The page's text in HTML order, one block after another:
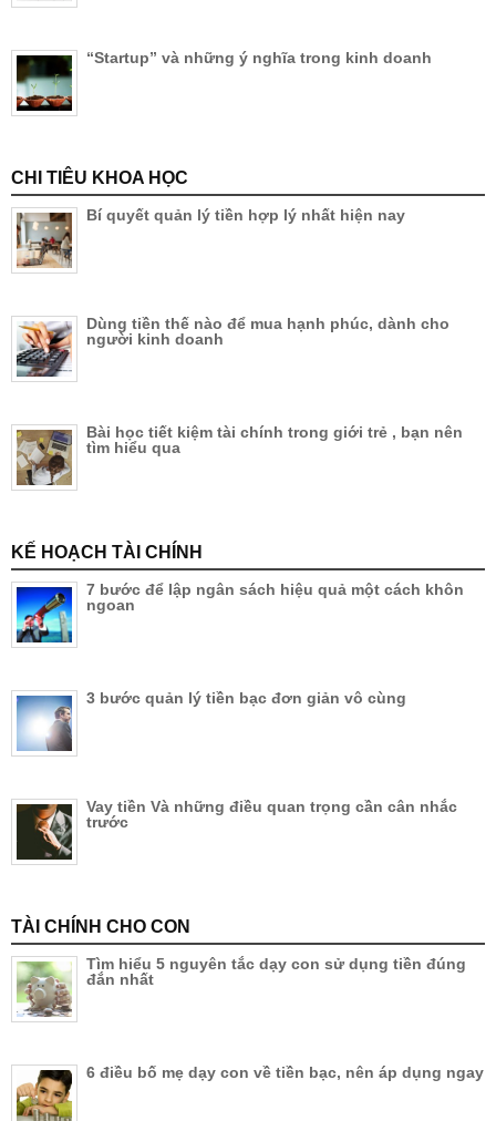
“Startup” và những ý nghĩa trong kinh doanh
CHI TIÊU KHOA HỌC
Bí quyết quản lý tiền hợp lý nhất hiện nay
Dùng tiền thế nào để mua hạnh phúc, dành cho
người kinh doanh
Bài học tiết kiệm tài chính trong giới trẻ , bạn nên
tìm hiểu qua
KẾ HOẠCH TÀI CHÍNH
7 bước để lập ngân sách hiệu quả một cách khôn
ngoan
3 bước quản lý tiền bạc đơn giản vô cùng
Vay tiền Và những điều quan trọng cần cân nhắc
trước
TÀI CHÍNH CHO CON
Tìm hiểu 5 nguyên tắc dạy con sử dụng tiền đúng
đắn nhất
6 điều bố mẹ dạy con về tiền bạc, nên áp dụng ngay